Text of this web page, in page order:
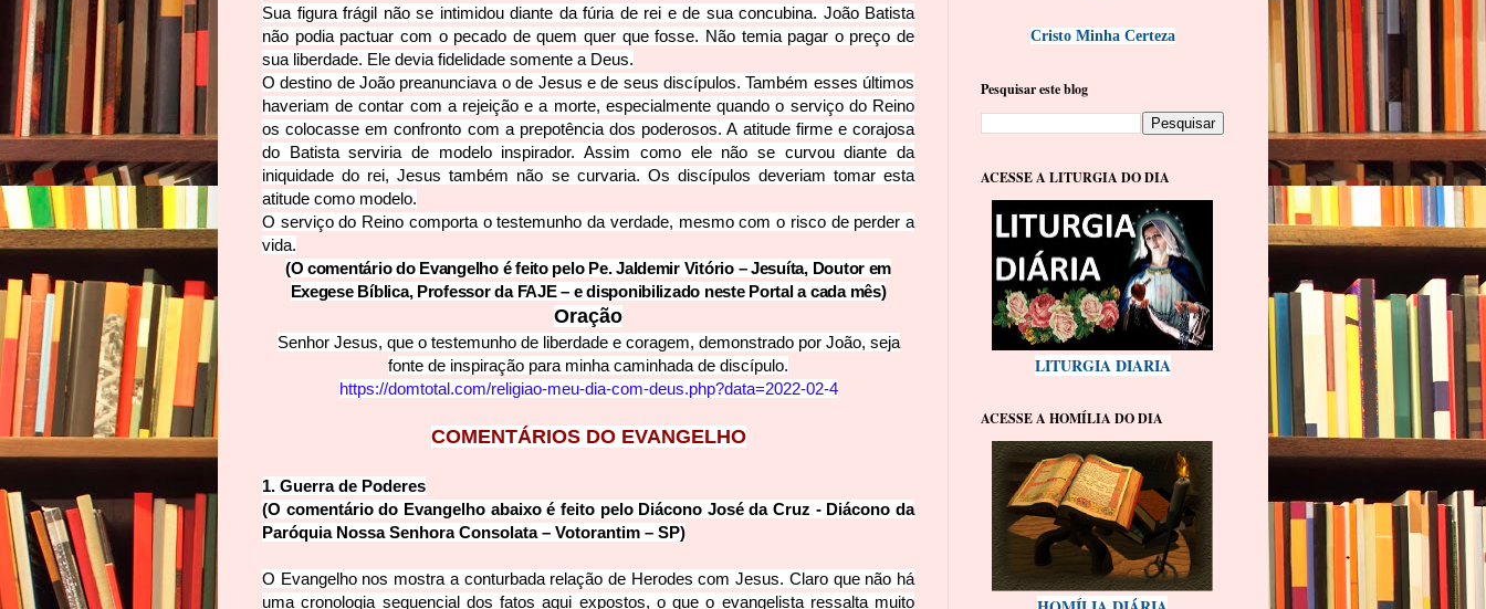
Sua figura frágil não se intimidou diante da fúria de rei e de sua concubina. João Batista
não podia pactuar com o pecado de quem quer que fosse. Não temia pagar o preço de
sua liberdade. Ele devia fidelidade somente a Deus.
O destino de João preanunciava o de Jesus e de seus discípulos. Também esses últimos
haveriam de contar com a rejeição e a morte, especialmente quando o serviço do Reino
os colocasse em confronto com a prepotência dos poderosos. A atitude firme e corajosa
do Batista serviria de modelo inspirador. Assim como ele não se curvou diante da
iniquidade do rei, Jesus também não se curvaria. Os discípulos deveriam tomar esta
atitude como modelo.
O serviço do Reino comporta o testemunho da verdade, mesmo com o risco deperder a
vida.
(O comentário do Evangelho é feito pelo Pe. Jaldemir Vitório – Jesuíta, Doutor em
Exegese Bíblica, Professor da FAJE – e disponibilizado neste Portal a cada mês)
Oração
Senhor Jesus, que o testemunho de liberdade e coragem, demonstrado por João, seja
fonte de inspiração para minha caminhada de discípulo.
https://domtotal.com/religiao-meu-dia-com-deus.php?data=2022-02-4
COMENTÁRIOS DO EVANGELHO
1. Guerra de Poderes
(O comentário do Evangelho abaixo é feito pelo Diácono José da Cruz - Diácono da
Paróquia Nossa Senhora Consolata – Votorantim – SP)
O Evangelho nos mostra a conturbada relação de Herodes com Jesus. Claro que não há
uma cronologia sequencial dos fatos aqui expostos, o que o evangelista ressalta muito
Cristo Minha Certeza
Pesquisar este blog
ACESSE A LITURGIA DO DIA
LITURGIA DIARIA
ACESSE A HOMÍLIA DO DIA